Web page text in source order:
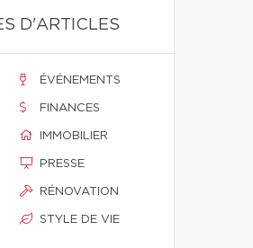
D'ARTICLES
ÉVÉNEMENTS
FINANCES
IMMOBILIER
PRESSE
RÉNOVATION
STYLE DE VIE